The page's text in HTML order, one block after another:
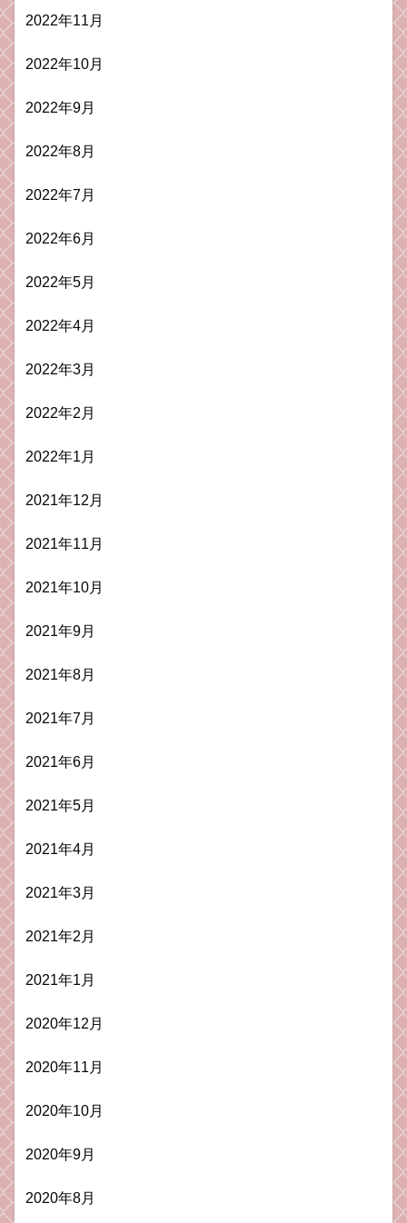
2022年11月
2022年10月
2022年9月
2022年8月
2022年7月
2022年6月
2022年5月
2022年4月
2022年3月
2022年2月
2022年1月
2021年12月
2021年11月
2021年10月
2021年9月
2021年8月
2021年7月
2021年6月
2021年5月
2021年4月
2021年3月
2021年2月
2021年1月
2020年12月
2020年11月
2020年10月
2020年9月
2020年8月